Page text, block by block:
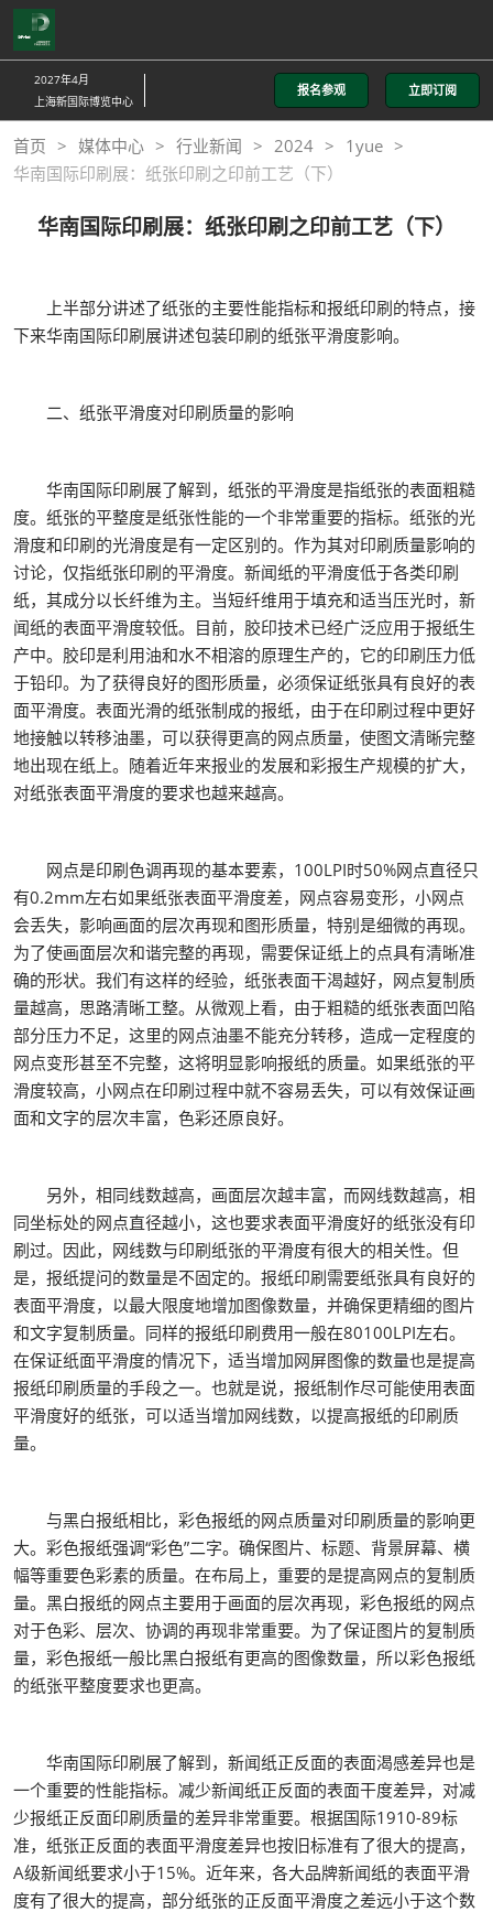
直
接
跳
至
内
容
2027年4月
上海新国际博览中心
报名参观 立即订阅
首页 媒体中心 行业新闻 2024
1yue
华南国际印刷展：纸张印刷之印前工艺（下）
华南国际印刷展：纸张印刷之印前工艺（下）
上半部分讲述了纸张的主要性能指标和报纸印刷的特点，接
下来华南国际印刷展讲述包装印刷的纸张平滑度影响。
二、纸张平滑度对印刷质量的影响
华南国际印刷展了解到，纸张的平滑度是指纸张的表面粗糙
度。纸张的平整度是纸张性能的一个非常重要的指标。纸张的光
滑度和印刷的光滑度是有一定区别的。作为其对印刷质量影响的
讨论，仅指纸张印刷的平滑度。新闻纸的平滑度低于各类印刷
纸，其成分以长纤维为主。当短纤维用于填充和适当压光时，新
闻纸的表面平滑度较低。目前，胶印技术已经广泛应用于报纸生
产中。胶印是利用油和水不相溶的原理生产的，它的印刷压力低
于铅印。为了获得良好的图形质量，必须保证纸张具有良好的表
面平滑度。表面光滑的纸张制成的报纸，由于在印刷过程中更好
地接触以转移油墨，可以获得更高的网点质量，使图文清晰完整
地出现在纸上。随着近年来报业的发展和彩报生产规模的扩大，
对纸张表面平滑度的要求也越来越高。
网点是印刷色调再现的基本要素，100LPI时50%网点直径只
有0.2mm左右如果纸张表面平滑度差，网点容易变形，小网点
会丢失，影响画面的层次再现和图形质量，特别是细微的再现。
为了使画面层次和谐完整的再现，需要保证纸上的点具有清晰准
确的形状。我们有这样的经验，纸张表面干渴越好，网点复制质
量越高，思路清晰工整。从微观上看，由于粗糙的纸张表面凹陷
部分压力不足，这里的网点油墨不能充分转移，造成一定程度的
网点变形甚至不完整，这将明显影响报纸的质量。如果纸张的平
滑度较高，小网点在印刷过程中就不容易丢失，可以有效保证画
面和文字的层次丰富，色彩还原良好。
另外，相同线数越高，画面层次越丰富，而网线数越高，相
同坐标处的网点直径越小，这也要求表面平滑度好的纸张没有印
刷过。因此，网线数与印刷纸张的平滑度有很大的相关性。但
是，报纸提问的数量是不固定的。报纸印刷需要纸张具有良好的
表面平滑度，以最大限度地增加图像数量，并确保更精细的图片
和文字复制质量。同样的报纸印刷费用一般在80100LPI左右。
在保证纸面平滑度的情况下，适当增加网屏图像的数量也是提高
报纸印刷质量的手段之一。也就是说，报纸制作尽可能使用表面
平滑度好的纸张，可以适当增加网线数，以提高报纸的印刷质
量。
与黑白报纸相比，彩色报纸的网点质量对印刷质量的影响更
大。彩色报纸强调“彩色”二字。确保图片、标题、背景屏幕、横
幅等重要色彩素的质量。在布局上，重要的是提高网点的复制质
量。黑白报纸的网点主要用于画面的层次再现，彩色报纸的网点
对于色彩、层次、协调的再现非常重要。为了保证图片的复制质
量，彩色报纸一般比黑白报纸有更高的图像数量，所以彩色报纸
的纸张平整度要求也更高。
华南国际印刷展了解到，新闻纸正反面的表面渴感差异也是
一个重要的性能指标。减少新闻纸正反面的表面干度差异，对减
少报纸正反面印刷质量的差异非常重要。根据国际1910-89标
准，纸张正反面的表面平滑度差异也按旧标准有了很大的提高，
A级新闻纸要求小于15%。近年来，各大品牌新闻纸的表面平滑
度有了很大的提高，部分纸张的正反面平滑度之差远小于这个数